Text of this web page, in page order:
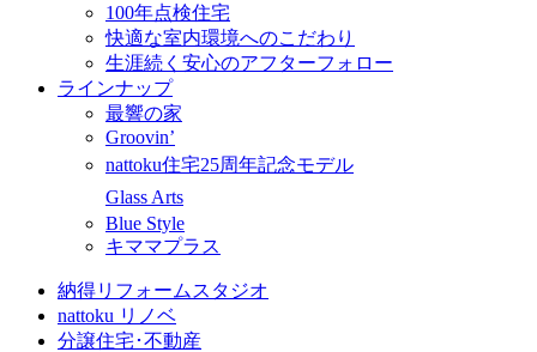
100年点検住宅
快適な室内環境へのこだわり
生涯続く安心のアフターフォロー
ラインナップ
最響の家
Groovin’
nattoku住宅25周年記念モデル
Glass Arts
Blue Style
キママプラス
納得リフォームスタジオ
nattoku リノベ
分譲住宅･不動産